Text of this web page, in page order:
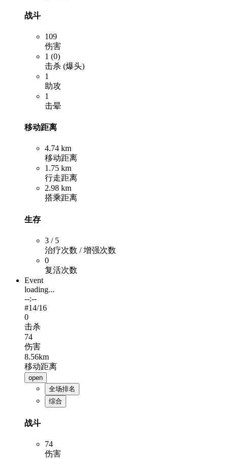
战斗
109
伤害
1 (0)
击杀 (爆头)
1
助攻
1
击晕
移动距离
4.74 km
移动距离
1.75 km
行走距离
2.98 km
搭乘距离
生存
3 / 5
治疗次数 / 增强次数
0
复活次数
Event
loading...
--:--
#14/16
0
击杀
74
伤害
8.56km
移动距离
open
全场排名
综合
战斗
74
伤害